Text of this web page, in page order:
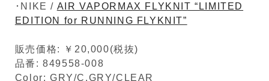
･NIKE / AIR VAPORMAX FLYKNIT “LIMITED
EDITION for RUNNING FLYKNIT”
販売価格: ￥20,000(税抜)
品番: 849558-008
Color: GRY/C.GRY/CLEAR